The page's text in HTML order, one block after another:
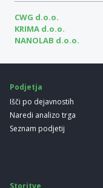
CWG d.o.o.
KRIMA d.o.o.
NANOLAB d.o.o.
Podjetja
Išči po dejavnostih
Naredi analizo trga
Seznam podjetij
Storitve